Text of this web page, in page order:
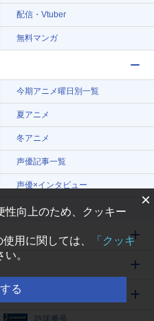
配信・Vtuber
無料マンガ
今期アニメ曜日別一覧
夏アニメ
冬アニメ
声優記事一覧
声優×インタビュー
×
性向上のため、クッキー
用に関しては、
「クッキ
。
る